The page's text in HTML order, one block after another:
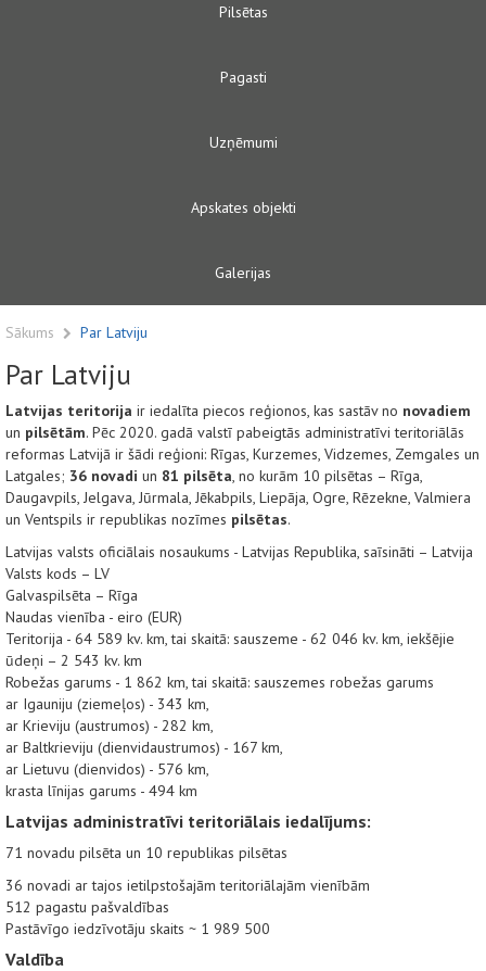
Pilsētas
Pagasti
Uzņēmumi
Apskates objekti
Galerijas
Sākums Par Latviju
Par Latviju
Latvijas teritorija ir iedalīta piecos reģionos, kas sastāv no novadiem
un pilsētām. Pēc 2020. gadā valstī pabeigtās administratīvi teritoriālās
reformas Latvijā ir šādi reģioni: Rīgas, Kurzemes, Vidzemes, Zemgales un
Latgales; 36 novadi un 81 pilsēta, no kurām 10 pilsētas – Rīga,
Daugavpils, Jelgava, Jūrmala, Jēkabpils, Liepāja, Ogre, Rēzekne, Valmiera
un Ventspils ir republikas nozīmes pilsētas.
Latvijas valsts oficiālais nosaukums - Latvijas Republika, saīsināti – Latvija
Valsts kods – LV
Galvaspilsēta – Rīga
Naudas vienība - eiro (EUR)
Teritorija - 64 589 kv. km, tai skaitā: sauszeme - 62 046 kv. km, iekšējie
ūdeņi – 2 543 kv. km
Robežas garums - 1 862 km, tai skaitā: sauszemes robežas garums
ar Igauniju (ziemeļos) - 343 km,
ar Krieviju (austrumos) - 282 km,
ar Baltkrieviju (dienvidaustrumos) - 167 km,
ar Lietuvu (dienvidos) - 576 km,
krasta līnijas garums - 494 km
Latvijas administratīvi teritoriālais iedalījums:
71 novadu pilsēta un 10 republikas pilsētas
36 novadi ar tajos ietilpstošajām teritoriālajām vienībām
512 pagastu pašvaldības
Pastāvīgo iedzīvotāju skaits ~ 1 989 500
Valdība